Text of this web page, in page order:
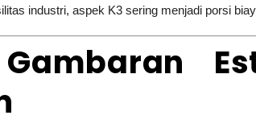
industri, aspek K3 sering menjadi porsi